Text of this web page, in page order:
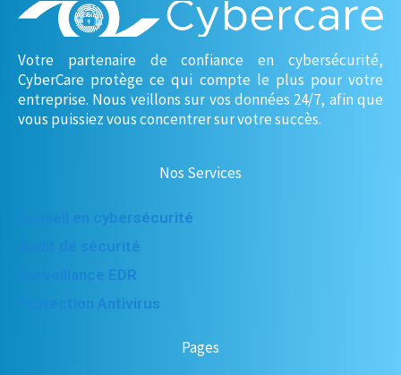
Votre partenaire de confiance en cybersécurité,
CyberCare protège ce qui compte le plus pour votre
entreprise. Nous veillons sur vos données 24/7, afin que
vous puissiez vous concentrer sur votre succès.
Nos Services
Conseil en cybersécurité
Audit de sécurité
Surveillance EDR
Protection Antivirus
Pages